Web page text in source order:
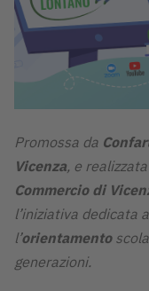
Promossa da
Vicenza, e
Commercio di
l’iniziativa dedicata
l’orientamento
generazioni.